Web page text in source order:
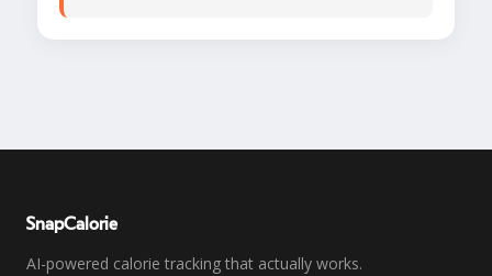
SnapCalorie
AI-powered calorie tracking that actually works.